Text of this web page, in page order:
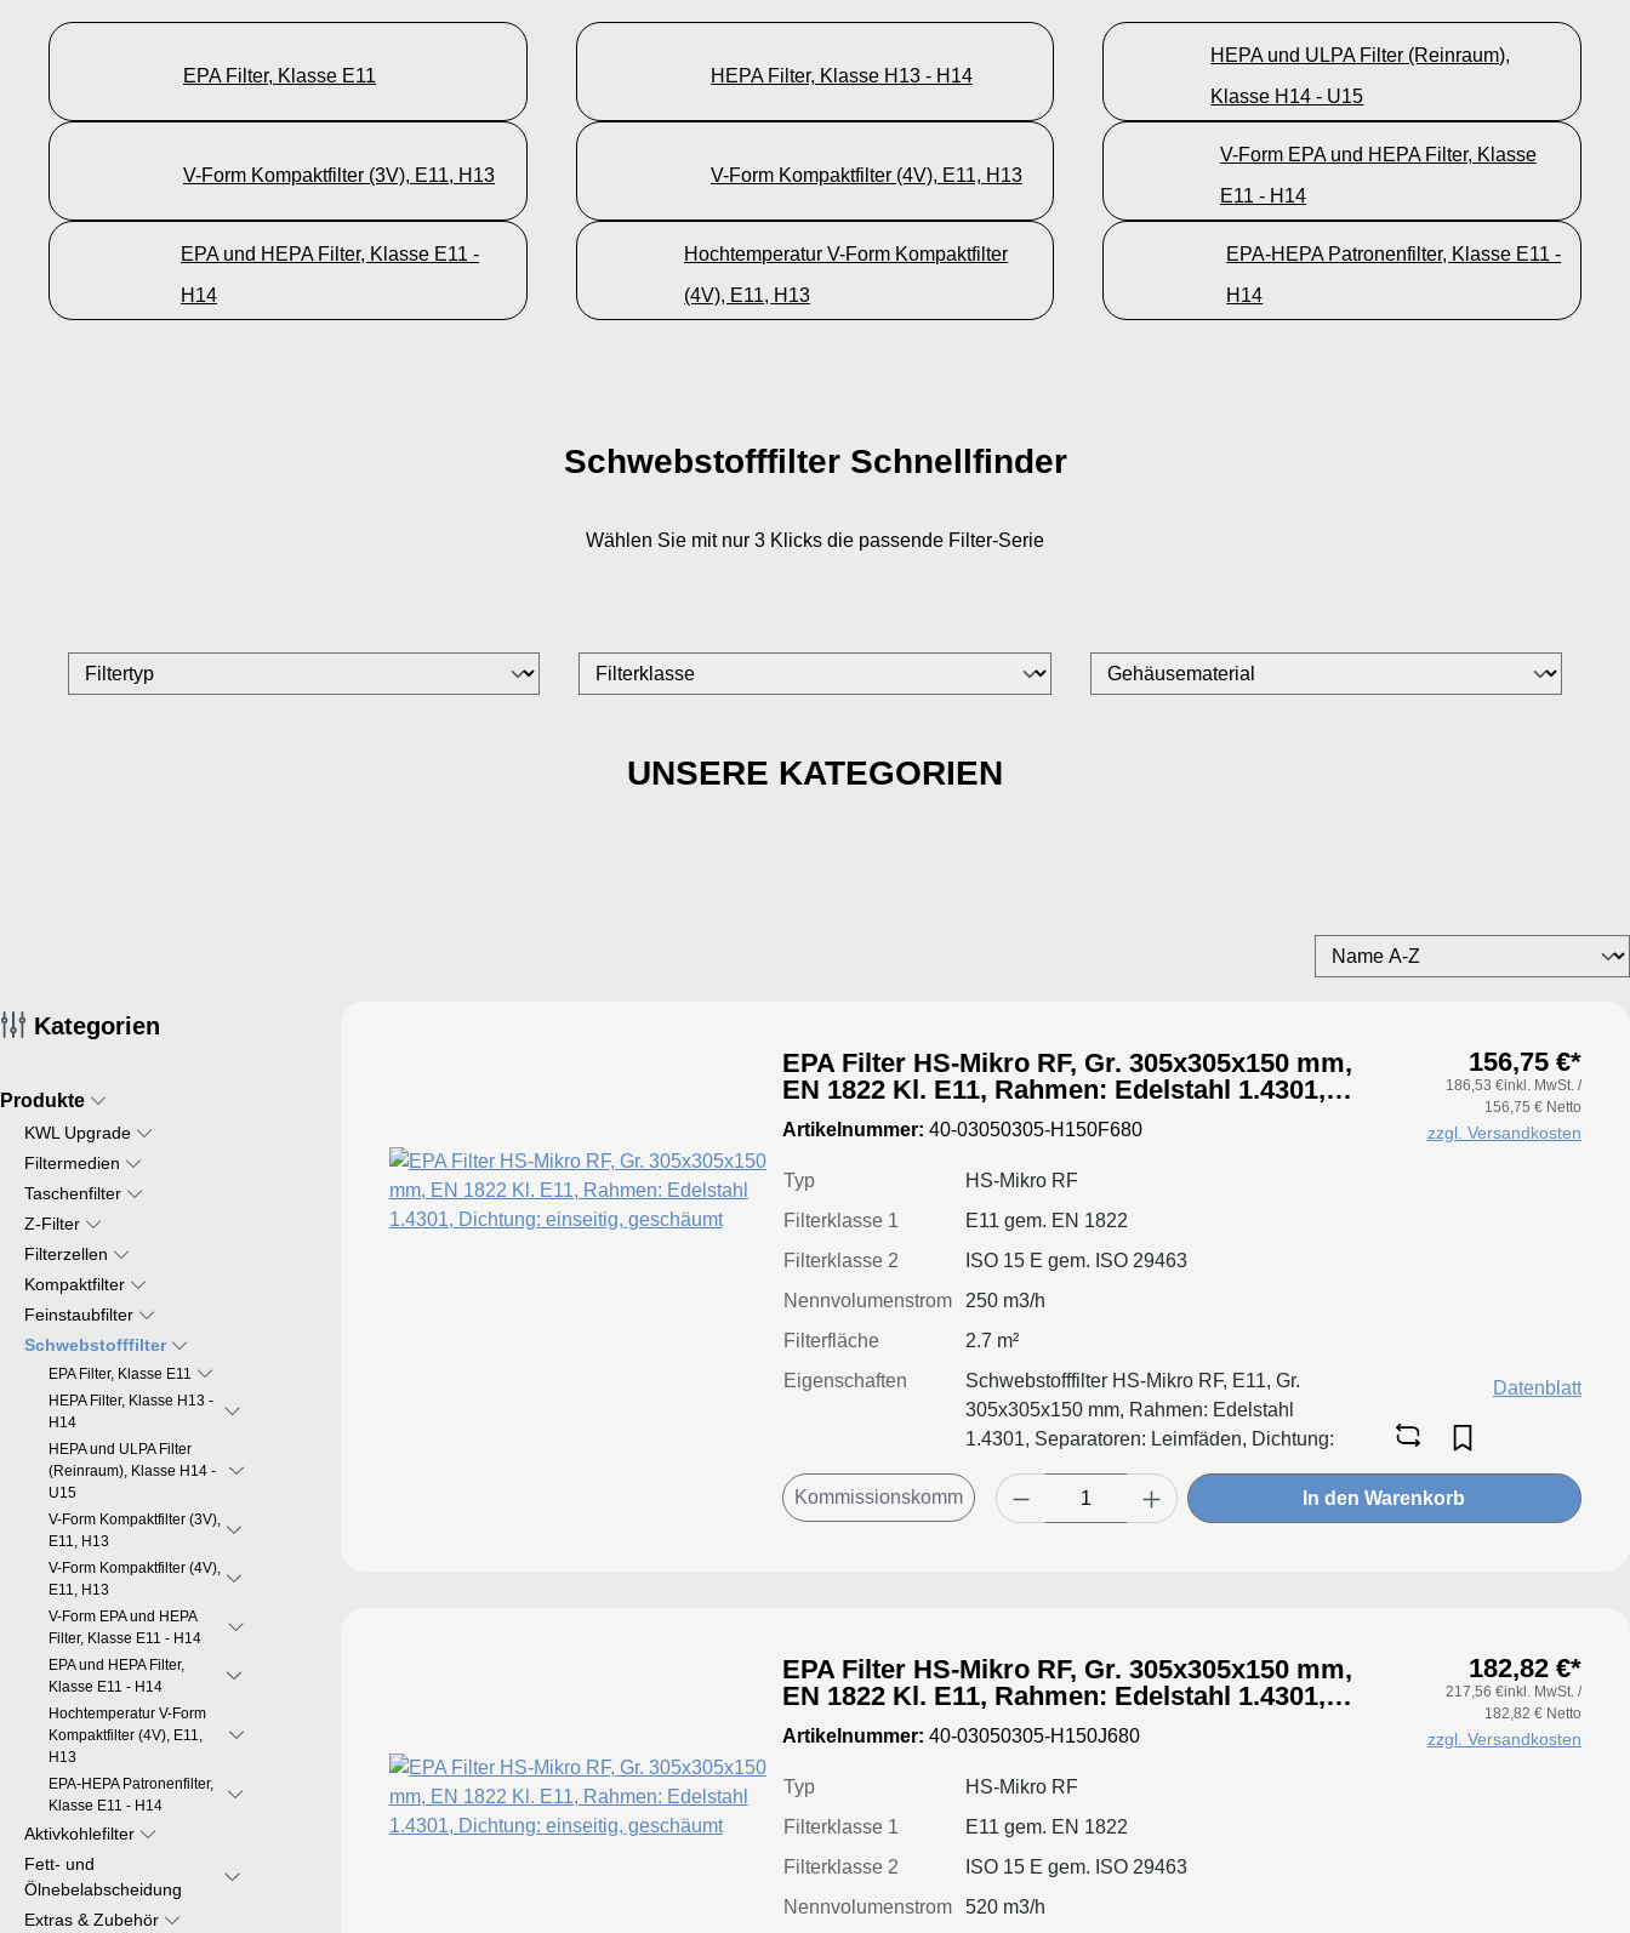
EPA Filter, Klasse E11 HEPA Filter, Klasse H13 - H14
HEPA und ULPA Filter (Reinraum),
Klasse H14 - U15
V-Form Kompaktfilter (3V), E11, H13 V-Form Kompaktfilter (4V), E11, H13
V-Form EPA und HEPA Filter, Klasse
E11 - H14
EPA und HEPA Filter, Klasse E11 -
H14
Hochtemperatur V-Form Kompaktfilter
(4V), E11, H13
EPA-HEPA Patronenfilter, Klasse E11 -
H14
Schwebstofffilter Schnellfinder
Wählen Sie mit nur 3 Klicks die passende Filter-Serie
UNSERE KATEGORIEN
Kategorien
Produkte
KWL Upgrade
Filtermedien
Taschenfilter
Z-Filter
Filterzellen
Kompaktfilter
Feinstaubfilter
Schwebstofffilter
EPA Filter, Klasse E11
HEPA Filter, Klasse H13 -
H14
HEPA und ULPA Filter
(Reinraum), Klasse H14 -
U15
V-Form Kompaktfilter (3V),
E11, H13
V-Form Kompaktfilter (4V),
E11, H13
V-Form EPA und HEPA
Filter, Klasse E11 - H14
EPA und HEPA Filter,
Klasse E11 - H14
Hochtemperatur V-Form
Kompaktfilter (4V), E11,
H13
EPA-HEPA Patronenfilter,
Klasse E11 - H14
Aktivkohlefilter
Fett- und
Ölnebelabscheidung
Extras & Zubehör
EPA Filter HS-Mikro RF, Gr. 305x305x150 mm,
EN 1822 Kl. E11, Rahmen: Edelstahl 1.4301,
Dichtung: einseitig, geschäumt
Artikelnummer: 40-03050305-H150F680
Typ
HS-Mikro RF
Filterklasse 1
E11 gem. EN 1822
Filterklasse 2
ISO 15 E gem. ISO 29463
Nennvolumenstrom
250 m3/h
Filterfläche
2.7 m²
Eigenschaften
Schwebstofffilter HS-Mikro RF, E11, Gr.
305x305x150 mm, Rahmen: Edelstahl
1.4301, Separatoren: Leimfäden, Dichtung:
156,75 €*
186,53 €inkl. MwSt. /
156,75 € Netto
zzgl. Versandkosten
Datenblatt
In den Warenkorb
EPA Filter HS-Mikro RF, Gr. 305x305x150 mm,
EN 1822 Kl. E11, Rahmen: Edelstahl 1.4301,
Dichtung: einseitig, geschäumt
Artikelnummer: 40-03050305-H150J680
Typ
HS-Mikro RF
Filterklasse 1
E11 gem. EN 1822
Filterklasse 2
ISO 15 E gem. ISO 29463
Nennvolumenstrom
520 m3/h
182,82 €*
217,56 €inkl. MwSt. /
182,82 € Netto
zzgl. Versandkosten